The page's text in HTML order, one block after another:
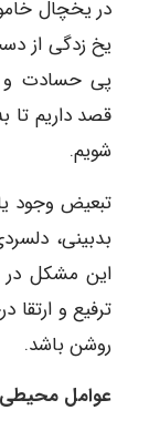
در یخچال
یخ زدگی از
پی حسادت و
قصد داریم تا
شویم.
تبعیض وجود
بدبینی،
این مشکل در
ترفیع و
روشن باشد.
عوامل محیطی